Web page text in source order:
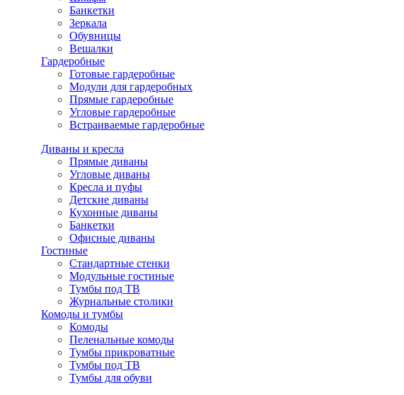
Банкетки
Зеркала
Обувницы
Вешалки
Гардеробные
Готовые гардеробные
Модули для гардеробных
Прямые гардеробные
Угловые гардеробные
Встраиваемые гардеробные
Диваны и кресла
Прямые диваны
Угловые диваны
Кресла и пуфы
Детские диваны
Кухонные диваны
Банкетки
Офисные диваны
Гостиные
Стандартные стенки
Модульные гостиные
Тумбы под ТВ
Журнальные столики
Комоды и тумбы
Комоды
Пеленальные комоды
Тумбы прикроватные
Тумбы под ТВ
Тумбы для обуви